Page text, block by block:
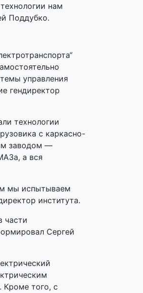
нам
Поддубко.
управления
гендиректор
технологии
с каркасно-
заводом —
а вся
мы испытываем
института.
части
Сергей
того, с